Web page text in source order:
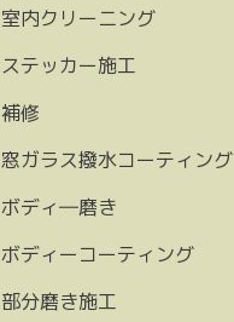
室内クリーニング
ステッカー施工
補修
窓ガラス撥水コーティング
ボディ―磨き
ボディーコーティング
部分磨き施工